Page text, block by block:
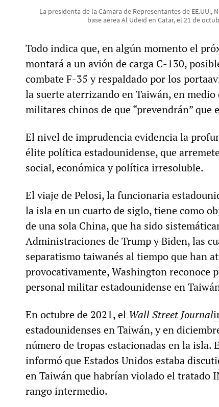
La presidenta de la Cámara de Representantes de EE.UU.,
base aérea Al Udeid en Catar, el 21 de
Todo indica que, en algún momento el
montará a un avión de carga C-130,
combate F-35 y respaldado por los
la suerte aterrizando en Taiwán, en medio
militares chinos de que “prevendrán” que
El nivel de imprudencia evidencia la
élite política estadounidense, que
social, económica y política irresoluble.
El viaje de Pelosi, la funcionaria
la isla en un cuarto de siglo, tiene como
de una sola China, que ha sido
Administraciones de Trump y Biden, las
separatismo taiwanés al tiempo que han
provocativamente, Washington reconoce
personal militar estadounidense en
En octubre de 2021, el Wall Street Journal
estadounidenses en Taiwán, y en
número de tropas estacionadas en la isla.
informó que Estados Unidos estaba
en Taiwán que habrían violado el tratado
rango intermedio.